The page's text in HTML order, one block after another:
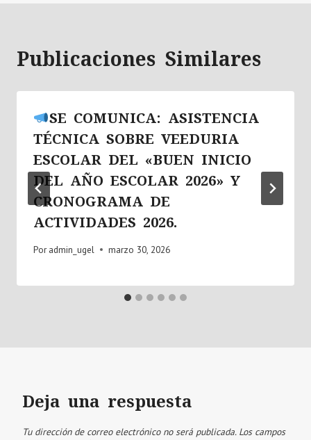
Publicaciones Similares
SE COMUNICA: ASISTENCIA
TÉCNICA SOBRE VEEDURIA
ESCOLAR DEL «BUEN INICIO
DEL AÑO ESCOLAR 2026» Y
CRONOGRAMA DE
ACTIVIDADES 2026.
Por admin_ugel marzo 30, 2026
Deja una respuesta
Tu dirección de correo electrónico no será publicada. Los campos